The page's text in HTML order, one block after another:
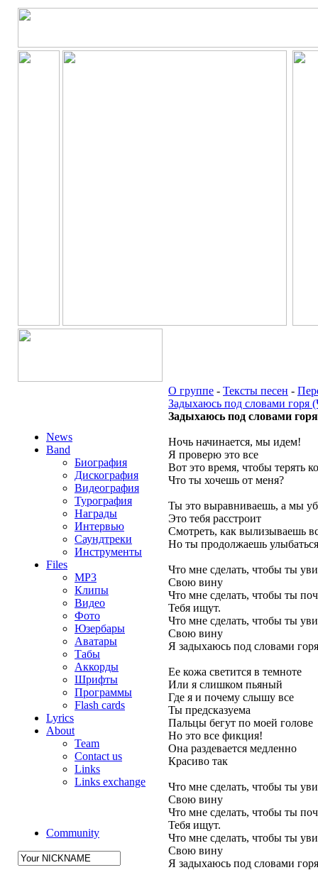
News
Band
Биография
Дискография
Видеография
Турография
Награды
Интервью
Саундтреки
Инструменты
Files
MP3
Клипы
Видео
Фото
Юзербары
Аватары
Табы
Аккорды
Шрифты
Программы
Flash cards
Lyrics
About
Team
Contact us
Links
Links exchange
Community
О группе - Тексты песен -
Задыхаюсь под словами горя
Задыхаюсь под словами
Ночь начинается, мы идем!
Я проверю это все
Вот это время, чтобы терять
Что ты хочешь от меня?
Ты это выравниваешь, а мы
Это тебя расстроит
Смотреть, как вылизываешь
Но ты продолжаешь улыбаться
Что мне сделать, чтобы ты
Свою вину
Что мне сделать, чтобы ты
Тебя ищут.
Что мне сделать, чтобы ты
Свою вину
Я задыхаюсь под словами горя
Ее кожа светится в темноте
Или я слишком пьяный
Где я и почему слышу все
Ты предсказуема
Пальцы бегут по моей голове
Но это все фикция!
Она раздевается медленно
Красиво так
Что мне сделать, чтобы ты
Свою вину
Что мне сделать, чтобы ты
Тебя ищут.
Что мне сделать, чтобы ты
Свою вину
Я задыхаюсь под словами горя